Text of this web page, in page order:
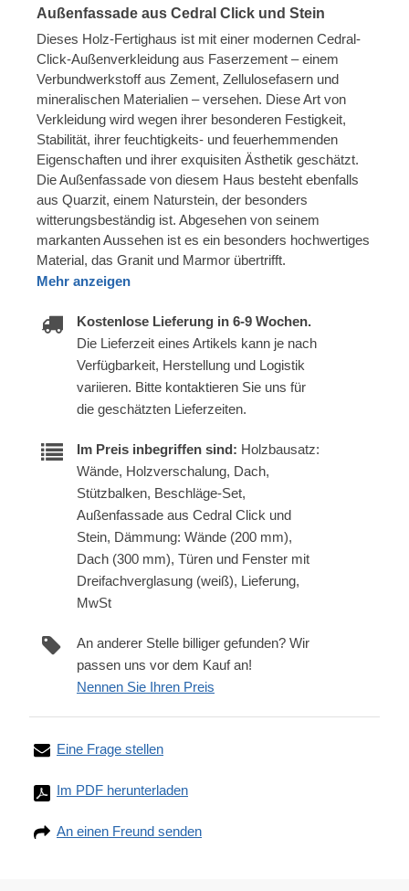
Außenfassade aus Cedral Click und Stein
Dieses Holz-Fertighaus ist mit einer modernen Cedral-
Click-Außenverkleidung aus Faserzement – einem
Verbundwerkstoff aus Zement, Zellulosefasern und
mineralischen Materialien – versehen. Diese Art von
Verkleidung wird wegen ihrer besonderen Festigkeit,
Stabilität, ihrer feuchtigkeits- und feuerhemmenden
Eigenschaften und ihrer exquisiten Ästhetik geschätzt.
Die Außenfassade von diesem Haus besteht ebenfalls
aus Quarzit, einem Naturstein, der besonders
witterungsbeständig ist. Abgesehen von seinem
markanten Aussehen ist es ein besonders hochwertiges
Material, das Granit und Marmor übertrifft.
Mehr anzeigen
Kostenlose Lieferung in 6-9 Wochen.
Die Lieferzeit eines Artikels kann je nach
Verfügbarkeit, Herstellung und Logistik
variieren. Bitte kontaktieren Sie uns für
die geschätzten Lieferzeiten.
Im Preis inbegriffen sind: Holzbausatz:
Wände, Holzverschalung, Dach,
Stützbalken, Beschläge-Set,
Außenfassade aus Cedral Click und
Stein, Dämmung: Wände (200 mm),
Dach (300 mm), Türen und Fenster mit
Dreifachverglasung (weiß), Lieferung,
MwSt
An anderer Stelle billiger gefunden? Wir
passen uns vor dem Kauf an!
Nennen Sie Ihren Preis
Eine Frage stellen
Im PDF herunterladen
An einen Freund senden